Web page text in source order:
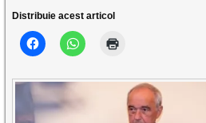
Distribuie acest articol